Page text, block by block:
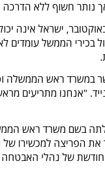
נותר חשוף ללא
הדגיש כי לאחר אירועי ה-7
בכירי הממשל עומדים
במשרד ראש הממשלה
"אנחנו מתריעים
בשם משרד ראש
את הפריצה למכשירו של
מחודשת של נהלי